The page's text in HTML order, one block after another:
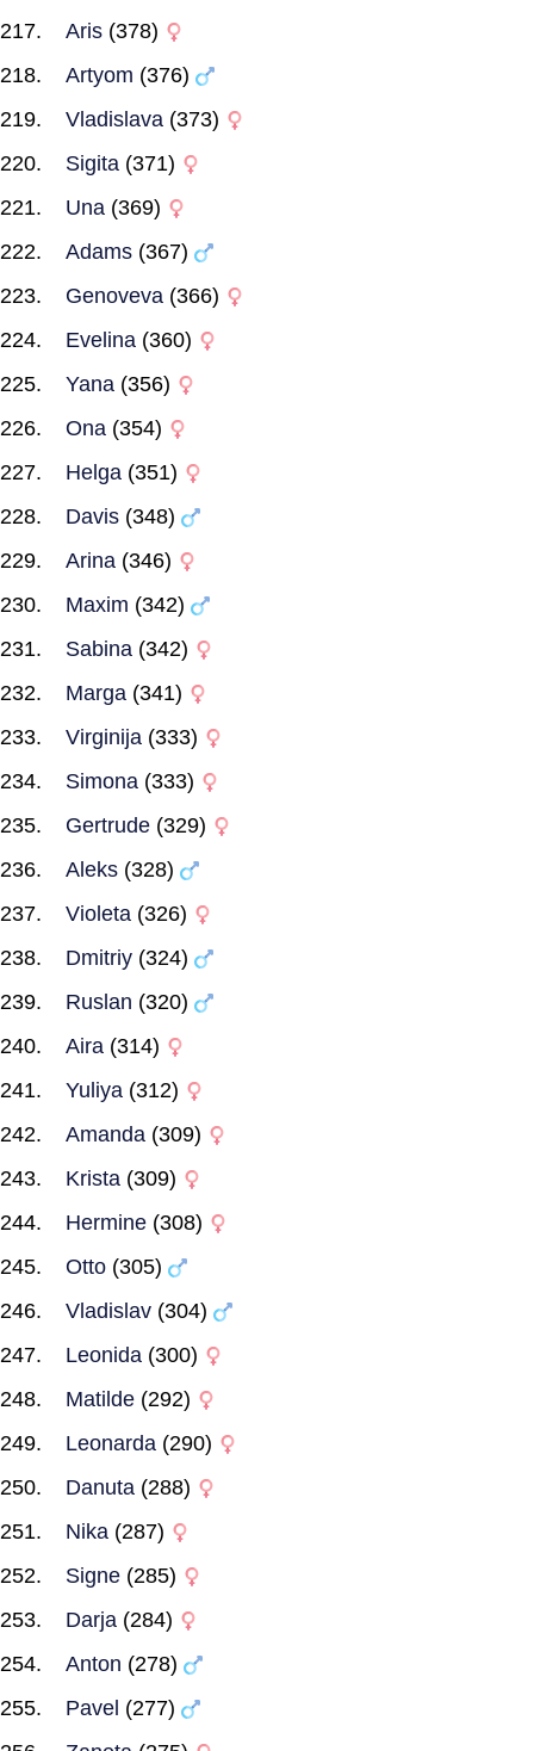
Aris (378)
Artyom (376)
Vladislava (373)
Sigita (371)
Una (369)
Adams (367)
Genoveva (366)
Evelina (360)
Yana (356)
Ona (354)
Helga (351)
Davis (348)
Arina (346)
Maxim (342)
Sabina (342)
Marga (341)
Virginija (333)
Simona (333)
Gertrude (329)
Aleks (328)
Violeta (326)
Dmitriy (324)
Ruslan (320)
Aira (314)
Yuliya (312)
Amanda (309)
Krista (309)
Hermine (308)
Otto (305)
Vladislav (304)
Leonida (300)
Matilde (292)
Leonarda (290)
Danuta (288)
Nika (287)
Signe (285)
Darja (284)
Anton (278)
Pavel (277)